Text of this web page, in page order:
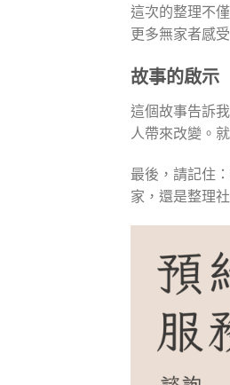
這次的整理不
更多無家者感
故事的啟示
這個故事告訴
人帶來改變。
最後，請記住
家，還是整理